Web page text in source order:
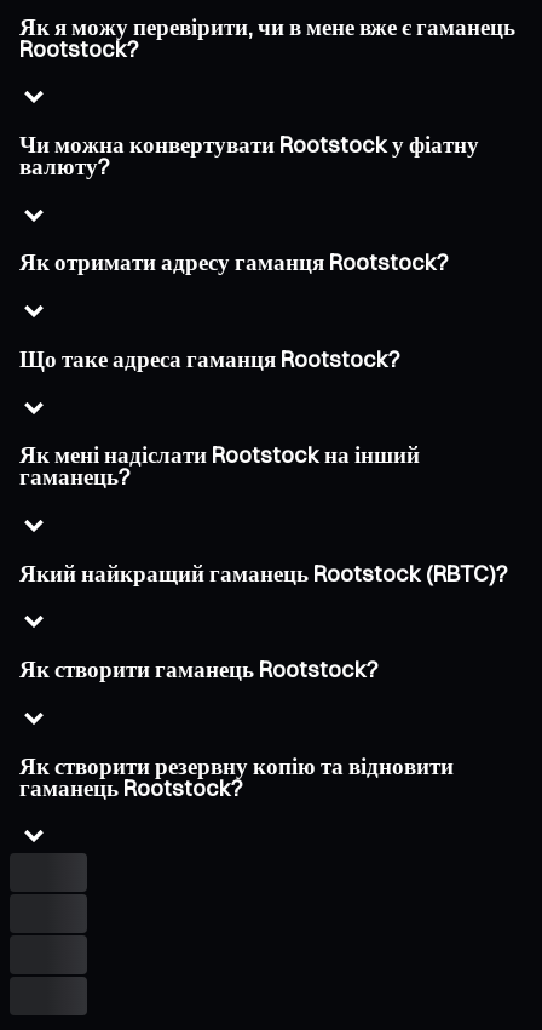
Як я можу перевірити, чи в мене вже є гаманець
Rootstock?
Чи можна конвертувати Rootstock у фіатну
валюту?
Як отримати адресу гаманця Rootstock?
Що таке адреса гаманця Rootstock?
Як мені надіслати Rootstock на інший
гаманець?
Який найкращий гаманець Rootstock (RBTC)?
Як створити гаманець Rootstock?
Як створити резервну копію та відновити
гаманець Rootstock?